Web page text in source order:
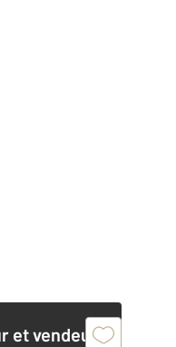
et vendeur,